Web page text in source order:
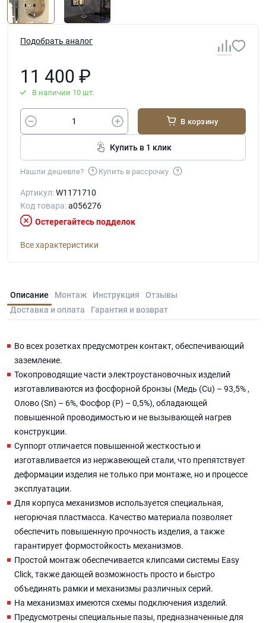
Подобрать аналог
11 400 ₽
В наличии 10 шт.
В корзину
Купить в 1 клик
Нашли дешевле? Купить в рассрочку
Артикул:W1171710
Код товара:a056276
Остерегайтесь подделок
Все характеристики
Описание Монтаж Инструкция
Отзывы
Доставка и оплата
Гарантия и возврат
Во всех розетках предусмотрен контакт, обеспечивающий
заземление.
Токопроводящие части электроустановочных изделий
изготавливаются из фосфорной бронзы (Медь (Cu) – 93,5% ,
Олово (Sn) – 6%, Фосфор (P) – 0,5%), обладающей
повышенной проводимостью и не вызывающей нагрев
конструкции.
Суппорт отличается повышенной жесткостью и
изготавливается из нержавеющей стали, что препятствует
деформации изделия не только при монтаже, но и процессе
эксплуатации.
Для корпуса механизмов используется специальная,
негорючая пластмасса. Качество материала позволяет
обеспечить повышенную прочность изделия, а также
гарантирует формостойкость механизмов.
Простой монтаж обеспечивается клипсами системы Easy
Click, также дающей возможность просто и быстро
объединять рамки и механизмы различных серий.
На механизмах имеются схемы подключения изделий.
Предусмотрены специальные пазы, предназначенные для